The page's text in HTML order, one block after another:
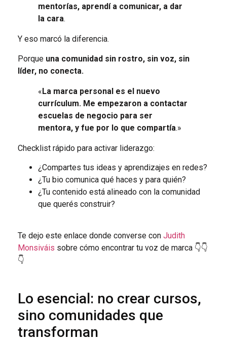
mentorías, aprendí a comunicar, a dar
la cara.
Y eso marcó la diferencia.
Porque una comunidad sin rostro, sin voz, sin
líder, no conecta.
«La marca personal es el nuevo
currículum. Me empezaron a contactar
escuelas de negocio para ser
mentora, y fue por lo que compartía.»
Checklist rápido para activar liderazgo:
¿Compartes tus ideas y aprendizajes en redes?
¿Tu bio comunica qué haces y para quién?
¿Tu contenido está alineado con la comunidad
que querés construir?
Te dejo este enlace donde converse con Judith
Monsiváis sobre cómo encontrar tu voz de marca 👇👇
👇
Lo esencial: no crear cursos,
sino comunidades que
transforman